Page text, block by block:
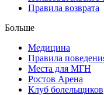
Правила возврата
Больше
Медицина
Правила
Места для МГН
Ростов Арена
Клуб болельщиков